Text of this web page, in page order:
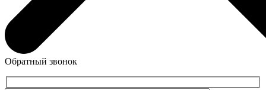
Обратный звонок